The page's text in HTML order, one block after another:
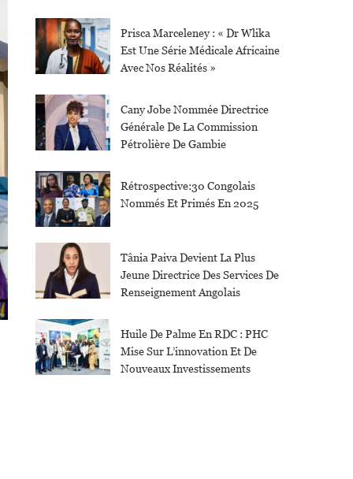
Prisca Marceleney : « Dr Wlika
Est Une Série Médicale Africaine
Avec Nos Réalités »
Cany Jobe Nommée Directrice
Générale De La Commission
Pétrolière De Gambie
Rétrospective:30 Congolais
Nommés Et Primés En 2025
Tânia Paiva Devient La Plus
Jeune Directrice Des Services De
Renseignement Angolais
Huile De Palme En RDC : PHC
Mise Sur L’innovation Et De
Nouveaux Investissements